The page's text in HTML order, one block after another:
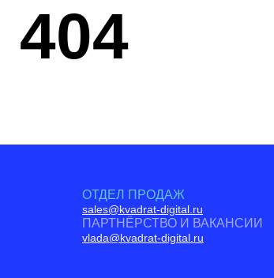
404
ОТДЕЛ ПРОДАЖ
sales@kvadrat-digital.ru
ПАРТНЁРСТВО И ВАКАНСИИ
vlada@kvadrat-digital.ru